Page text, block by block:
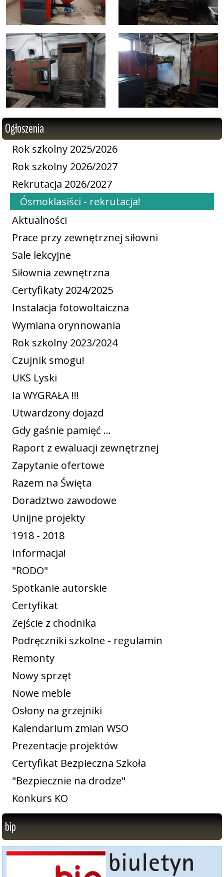
Ogłoszenia
Rok szkolny 2025/2026
Rok szkolny 2026/2027
Rekrutacja 2026/2027
Ósmoklasiści - rekrutacja!
Aktualności
Prace przy zewnętrznej siłowni
Sale lekcyjne
Siłownia zewnętrzna
Certyfikaty 2024/2025
Instalacja fotowoltaiczna
Wymiana orynnowania
Rok szkolny 2023/2024
Czujnik smogu!
UKS Lyski
Ia WYGRAŁA !!!
Utwardzony dojazd
Gdy gaśnie pamięć ...
Raport z ewaluacji zewnętrznej
Zapytanie ofertowe
Razem na Święta
Doradztwo zawodowe
Unijne projekty
1918 - 2018
Informacja!
"RODO"
Spotkanie autorskie
Certyfikat
Zejście z chodnika
Podręczniki szkolne - regulamin
Remonty
Nowy sprzęt
Nowe meble
Osłony na grzejniki
Kalendarium zmian WSO
Prezentacje projektów
Certyfikat Bezpieczna Szkoła
"Bezpiecznie na drodze"
Konkurs KO
bip